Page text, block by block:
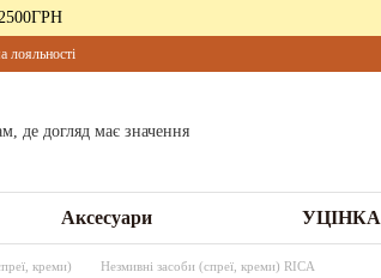
лояльності
Аксесуари УЦІНКА
креми)
Незмивні засоби (спреї, креми) RICA